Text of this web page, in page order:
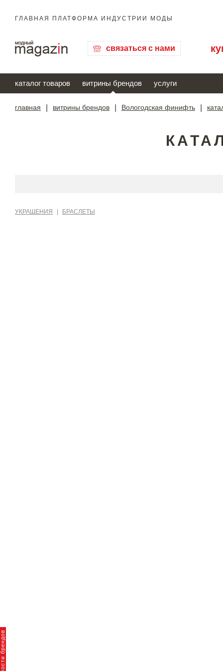
ГЛАВНАЯ ПЛАТФОРМА ИНДУСТРИИ МОДЫ
связаться с нами
каталог товаров витрины брендов услуги
главная витрины брендов Вологодская финифть
УКРАШЕНИЯ БРАСЛЕТЫ